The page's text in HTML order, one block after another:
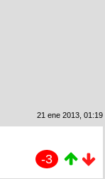
21 ene 2013, 01:19
-3